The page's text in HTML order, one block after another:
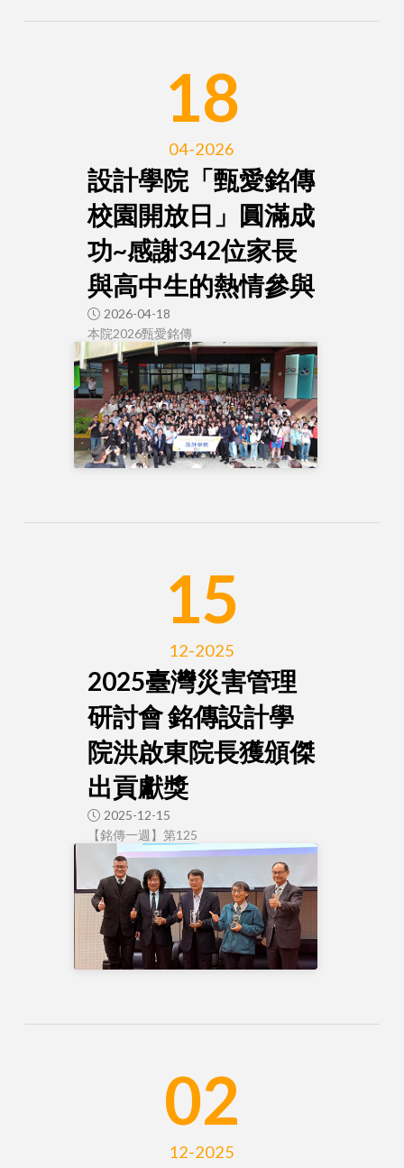
18
04-2026
設計學院「甄愛銘傳
校園開放日」圓滿成
功~感謝342位家長
與高中生的熱情參與
2026-04-18
本院2026甄愛銘傳
15
12-2025
2025臺灣災害管理
研討會 銘傳設計學
院洪啟東院長獲頒傑
出貢獻獎
2025-12-15
【銘傳一週】第125
02
12-2025